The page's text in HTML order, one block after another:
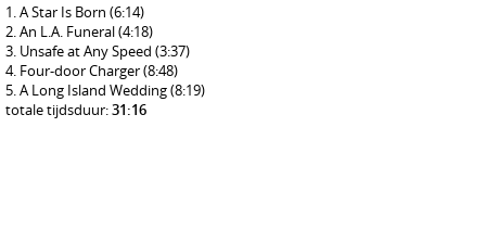
A Star Is Born (6:14)
An L.A. Funeral(4:18)
Unsafe at Any Speed (3:37)
Four-door Charger(8:48)
A Long Island Wedding(8:19)
totale tijdsduur:31:16